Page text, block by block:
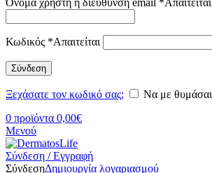
Κωδικός *Απαιτείται
Σύνδεση
Ξεχάσατε τον κωδικό σας;
Να με θυμάσαι
0 προϊόντα 0,00€
Μενού
Σύνδεση / Εγγραφή
ΣύνδεσηΔημιουργία λογαριασμού